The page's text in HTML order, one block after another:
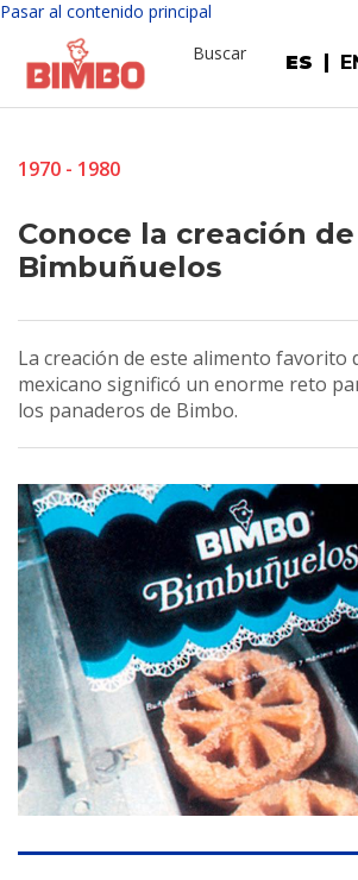
Pasar al contenido principal
ES
Buscar
1970 - 1980
Conoce la creación
Bimbuñuelos
La creación de este alimento favorito
mexicano significó un enorme reto
los panaderos de Bimbo.